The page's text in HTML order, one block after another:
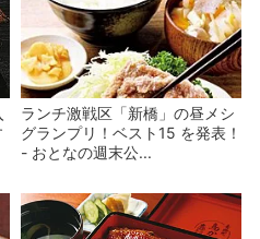
ランチ激戦区「新橋」の昼メシ
グランプリ！ベスト15 を発表！
- おとなの週末公...